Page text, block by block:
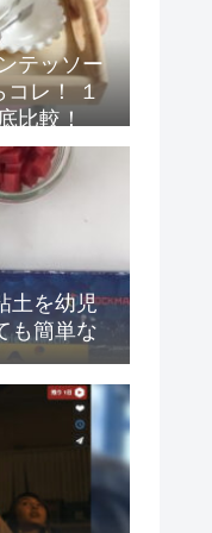
テッソー
コレ！ １
比較！
ンドゥ】
土を幼児
も簡単な